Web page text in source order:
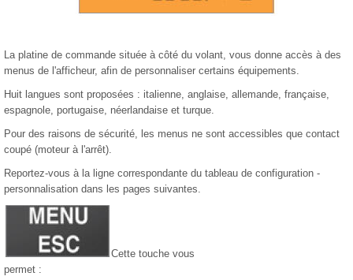
La platine de commande située à côté du volant, vous donne accès à des
menus de l'afficheur, afin de personnaliser certains équipements.
Huit langues sont proposées : italienne, anglaise, allemande, française,
espagnole, portugaise, néerlandaise et turque.
Pour des raisons de sécurité, les menus ne sont accessibles que contact
coupé (moteur à l'arrêt).
Reportez-vous à la ligne correspondante du tableau de configuration -
personnalisation dans les pages suivantes.
Cette touche vous
permet :